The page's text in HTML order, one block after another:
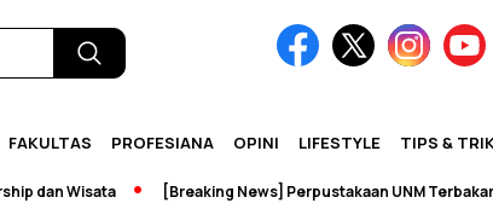
FAKULTAS PROFESIANA OPINI LIFESTYLE TIPS &
dan Wisata [Breaking News] Perpustakaan UNM Terbakar